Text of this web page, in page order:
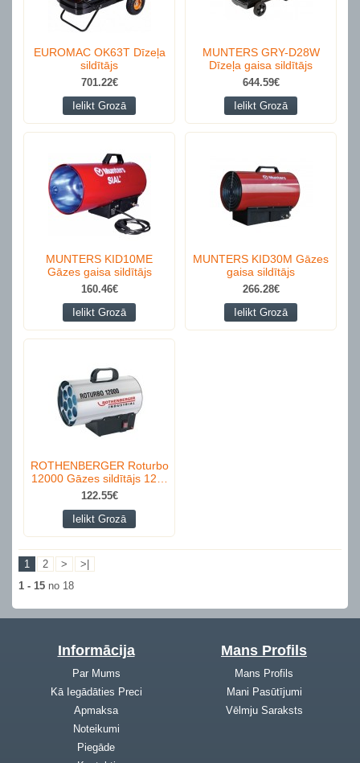
EUROMAC OK63T Dīzeļa
sildītājs
701.22€
Ielikt Grozā
MUNTERS GRY-D28W
Dīzeļa gaisa sildītājs
644.59€
Ielikt Grozā
MUNTERS KID10ME
Gāzes gaisa sildītājs
160.46€
Ielikt Grozā
MUNTERS KID30M Gāzes
gaisa sildītājs
266.28€
Ielikt Grozā
ROTHENBERGER Roturbo
12000 Gāzes sildītājs 12…
122.55€
Ielikt Grozā
1 2 >
>|
1 - 15 no 18
Informācija
Par Mums
Kā Iegādāties Preci
Apmaksa
Noteikumi
Piegāde
Mans Profils
Mans Profils
Mani Pasūtījumi
Vēlmju Saraksts